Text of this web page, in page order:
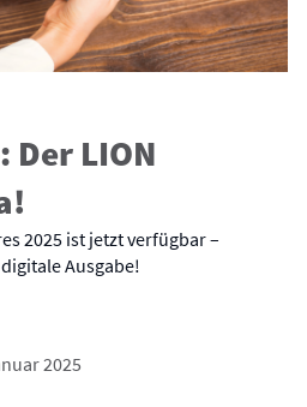
LION
2025 ist jetzt verfügbar –
Ausgabe!
2025